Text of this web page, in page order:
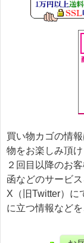
買い物カゴの情
物をお楽しみ頂け
２回目以降のお
函などのサービ
X（旧Twitter）に
に立つ情報など